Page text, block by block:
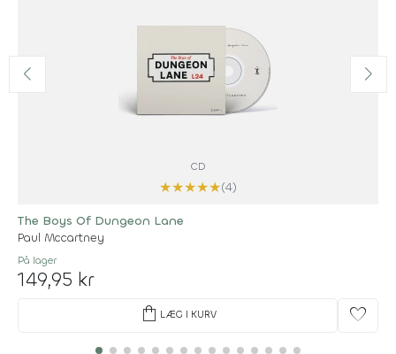
CD
★★★★★(4)
The Boys Of Dungeon Lane
Paul Mccartney
På lager
149,95 kr
shopping_bag LÆG I KURV favorite